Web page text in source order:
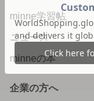
minne学習帖
ニュース
minneの本
企業の方へ